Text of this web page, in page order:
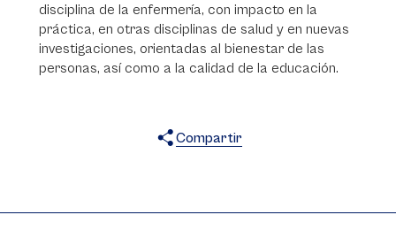
disciplina de la enfermería, con impacto en la
práctica, en otras disciplinas de salud y en nuevas
investigaciones, orientadas al bienestar de las
personas, así como a la calidad de la educación.
Compartir